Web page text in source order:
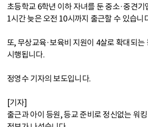
초등학교 6학년 이하 자녀를 둔 중소·중견기
1시간 늦은 오전 10시까지 출근할 수 있습니
또, 무상교육·보육비 지원이 4살로 확대되는
시행됩니다.
정영수 기자의 보도입니다.
[기자]
출근과 아이 등원, 등교 준비로 정신없는 워